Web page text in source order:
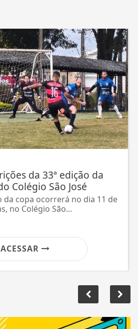
da
11 de
Apucaranenses
do Wushu Open
Equipe do professor
conquistou 29